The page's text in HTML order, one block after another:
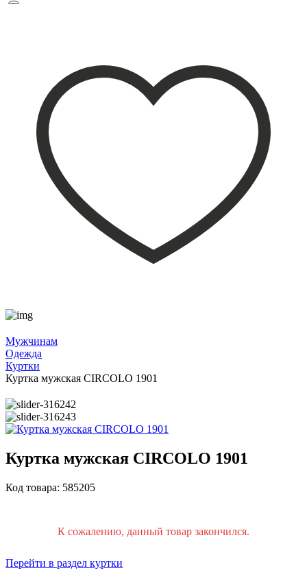
Мужчинам
Одежда
Куртки
Куртка мужская CIRCOLO 1901
Куртка мужская CIRCOLO 1901
Код товара: 585205
К сожалению, данный товар закончился.
Перейти в раздел куртки